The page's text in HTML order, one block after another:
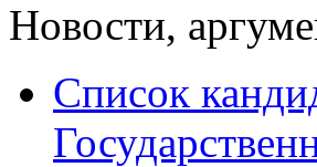
Новости,
Список